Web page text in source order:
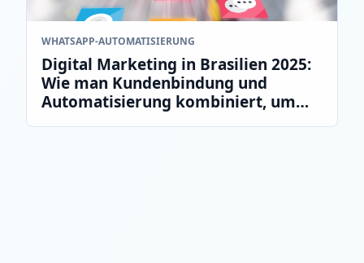
WHATSAPP‑AUTOMATISIERUNG
Digital Marketing in Brasilien 2025:
Wie man Kundenbindung und
Automatisierung kombiniert, um